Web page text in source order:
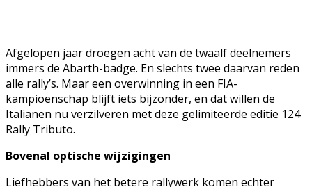
Afgelopen jaar droegen acht van de twaalf deelnemers
immers de Abarth-badge. En slechts twee daarvan reden
alle rally’s. Maar een overwinning in een FIA-
kampioenschap blijft iets bijzonder, en dat willen de
Italianen nu verzilveren met deze gelimiteerde editie 124
Rally Tributo.
Bovenal optische wijzigingen
Liefhebbers van het betere rallywerk komen echter